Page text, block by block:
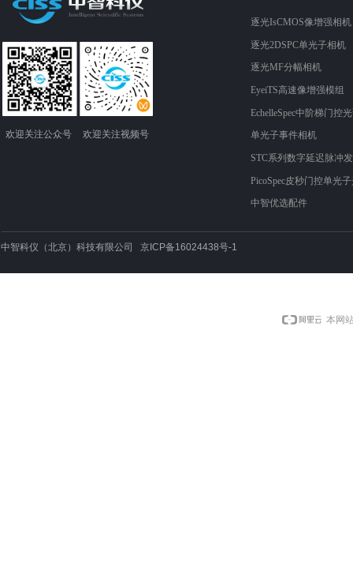
欢迎关注​​​​​​​公众号 欢迎关注​​视频​​​​​号
逐光IsCMOS像增强相机
逐光2DSPC单光子相机
逐光MF分幅相机
EyeiTS高速像增强模组
EchelleSpec中阶梯门控
单光子事件相机
STC系列数字延迟脉冲
PicoSpec皮秒门控单光
中智优选配件
中智科仪（北京）科技有限公司 京ICP备16024438号-1
本网